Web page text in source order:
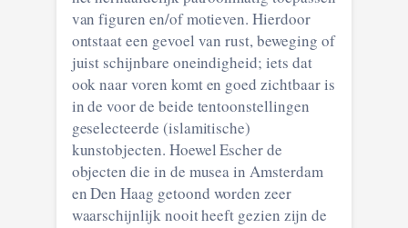
van figuren en/of motieven. Hierdoor
ontstaat een gevoel van rust, beweging of
juist schijnbare oneindigheid; iets dat
ook naar voren komt en goed zichtbaar is
in de voor de beide tentoonstellingen
geselecteerde (islamitische)
kunstobjecten. Hoewel Escher de
objecten die in de musea in Amsterdam
en Den Haag getoond worden zeer
waarschijnlijk nooit heeft gezien zijn de